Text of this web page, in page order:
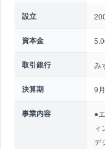
設立
資本金
取引銀行 み
決算期 9月
事業内容
●
ィ
デ